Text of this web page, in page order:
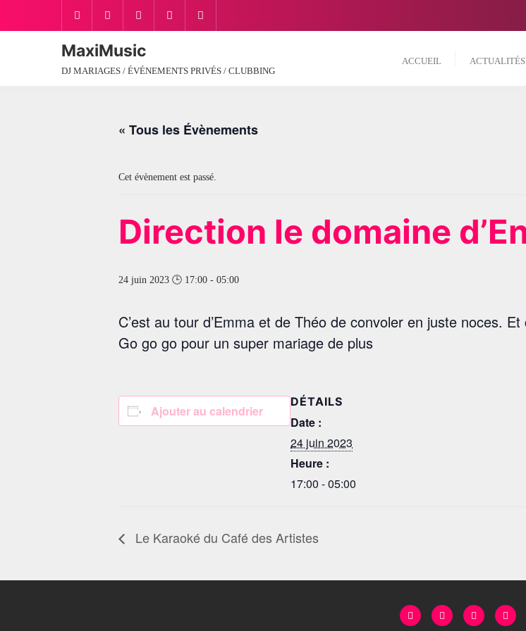
MaxiMusic
DJ MARIAGES / ÉVÉNEMENTS PRIVÉS / CLUBBING
ACCUEIL ACTUALITÉS
« Tous les Évènements
Cet évènement est passé.
Direction le domaine
24 juin 2023 🕒 17:00 - 05:00
C’est au tour d’Emma et de Théo de convoler en juste noces.
Go go go pour un super mariage de plus
Ajouter au calendrier
DÉTAILS
Date :
24 juin 2023
Heure :
17:00 - 05:00
Le Karaoké du Café des Artistes